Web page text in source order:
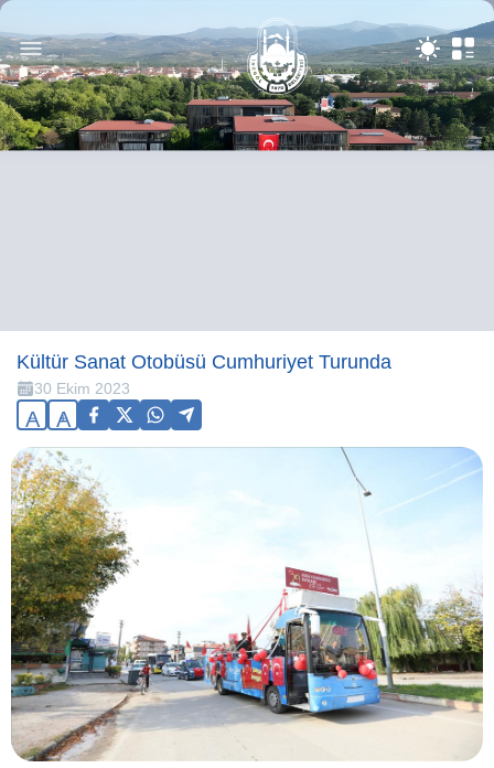
Kültür Sanat Otobüsü Cumhuriyet Turunda
30 Ekim 2023
A A